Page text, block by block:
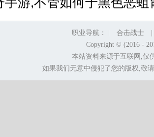
职业导航： | 合击战士
Copyright © (2016 -
本站资料来源于互联网,仅
如果我们无意中侵犯了您的版权,敬